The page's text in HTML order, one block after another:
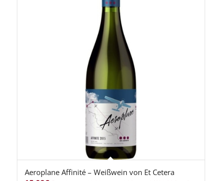
Aeroplane Affinité – Weißwein von Et Cetera